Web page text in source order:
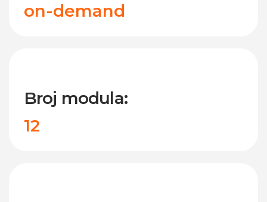
on-demand
Broj modula:
12